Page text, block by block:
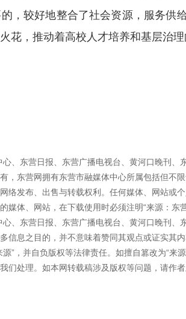
，较好地整合了社会资源，服务供
花，推动着高校人才培养和基层治理
、东营日报、东营广播电视台、黄河口晚刊、
，东营网拥有东营市融媒体中心所属包括但不
络发布、出售与转载权利。任何媒体、网站或
媒体、网站，在下载使用时必须注明“来源：东
、东营日报、东营广播电视台、黄河口晚刊、
信息之目的，并不意味着赞同其观点或证实其
”，并自负版权等法律责任。如擅自篡改为“来
处理。如本网转载稿涉及版权等问题，请作者